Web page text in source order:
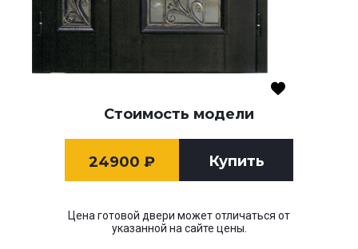
Стоимость модели
24900 ₽ Купить
Цена готовой двери может отличаться от
указанной на сайте цены.